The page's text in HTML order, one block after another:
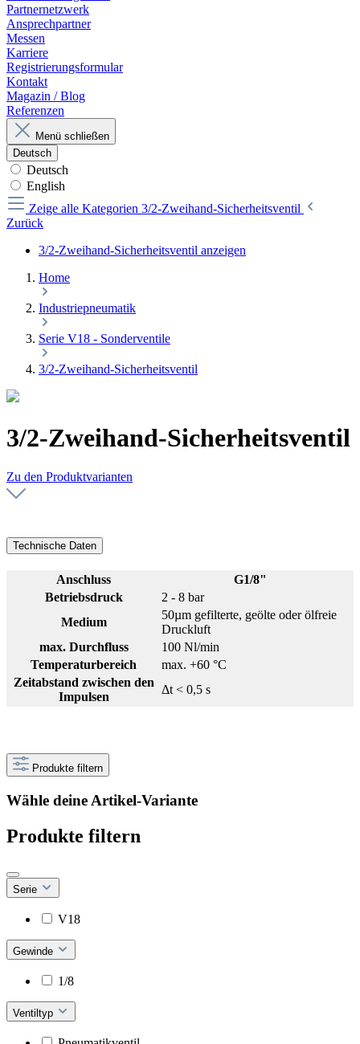
Partnernetzwerk
Ansprechpartner
Messen
Karriere
Registrierungsformular
Kontakt
Magazin / Blog
Referenzen
Menü schließen
Deutsch
Deutsch
English
Zeige alle Kategorien 3/2-Zweihand-Sicherheitsventil
Zurück
3/2-Zweihand-Sicherheitsventil anzeigen
Home
Industriepneumatik
Serie V18 - Sonderventile
3/2-Zweihand-Sicherheitsventil
3/2-Zweihand-Sicherheitsventil
Zu den Produktvarianten
Technische Daten
Anschluss
G1/8"
Betriebsdruck
2 - 8 bar
Medium
50µm gefilterte, geölte oder ölfreie
Druckluft
max. Durchfluss
100 Nl/min
Temperaturbereich
max. +60 °C
Zeitabstand zwischen den
Impulsen
Δt < 0,5 s
Produkte filtern
Wähle deine Artikel-Variante
Produkte filtern
Serie
V18
Gewinde
1/8
Ventiltyp